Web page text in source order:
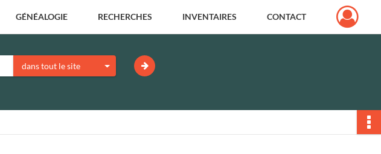
GÉNÉALOGIE RECHERCHES INVENTAIRES CONTACT
dans tout le site